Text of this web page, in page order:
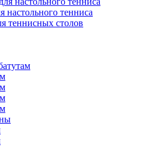
настольного тенниса
теннисных столов